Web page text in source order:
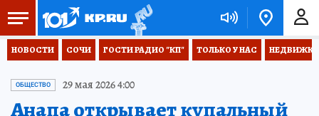
НОВОСТИ СОЧИ ГОСТИ РАДИО "КП" ТОЛЬКО У НАС НЕДВИЖКА
ОБЩЕСТВО 29 мая 2026 4:00
Анапа открывает купальный